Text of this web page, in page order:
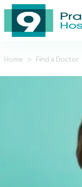
Home > Find a Doctor